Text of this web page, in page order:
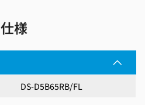
仕様
DS-D5B65RB/FL